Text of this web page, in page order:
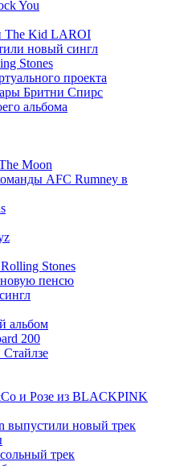
You
The Kid LAROI
новый сингл
Stones
проекта
Бритни Спирс
альбома
Moon
AFC Rumney в
Stones
новую пенсю
альбом
200
и Розе из BLACKPINK
выпустили новый трек
трек